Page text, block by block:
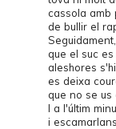
cassola amb
de bullir el
que el suc
aleshores
es deixa
que no se us
I a l'últim
i